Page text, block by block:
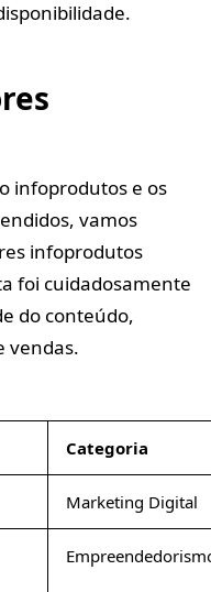
infoprodutos e os
vamos
infoprodutos
foi cuidadosamente
do conteúdo,
vendas.
Categoria
Marketing Digital